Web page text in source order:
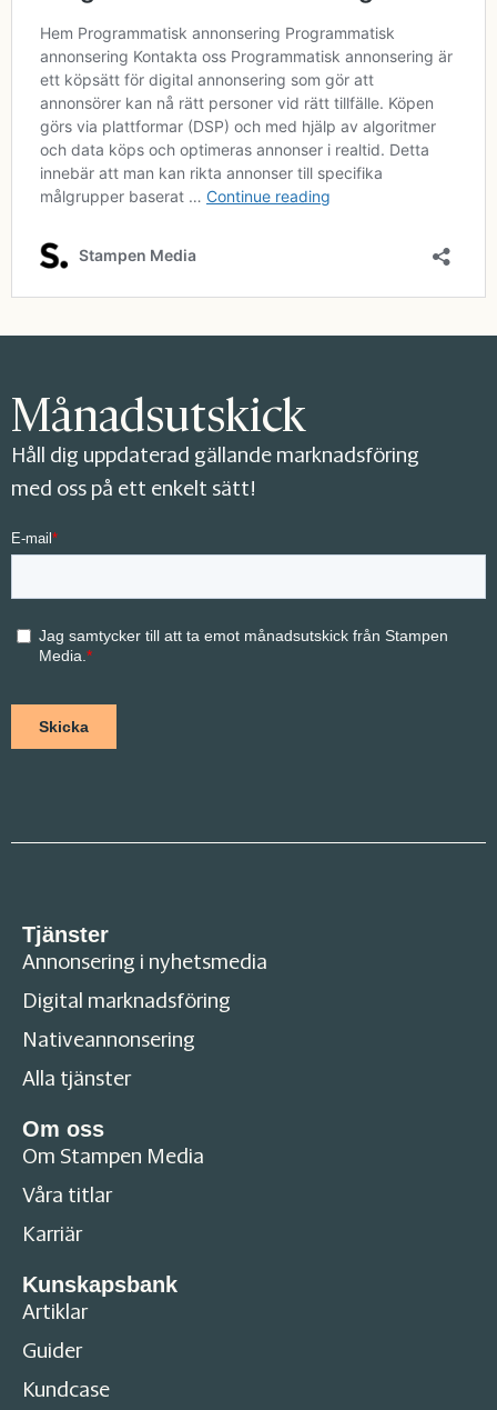
Månadsutskick
Håll dig uppdaterad gällande marknadsföring
med oss på ett enkelt sätt!
Tjänster
Annonsering i nyhetsmedia
Digital marknadsföring
Nativeannonsering
Alla tjänster
Om oss
Om Stampen Media
Våra titlar
Karriär
Kunskapsbank
Artiklar
Guider
Kundcase